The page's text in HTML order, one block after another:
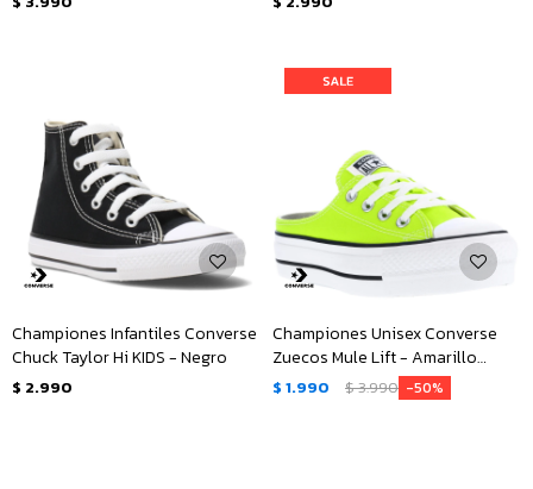
Championes Infantiles Converse
Chuck Taylor Hi KIDS - Negro
$ 2.990
Championes Unisex Converse
Zuecos Mule Lift - Amarillo
Limón
$ 1.990 $3.990 50